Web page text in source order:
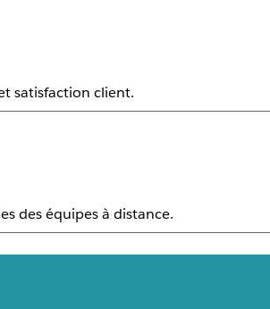
satisfaction client.
des équipes à distance.